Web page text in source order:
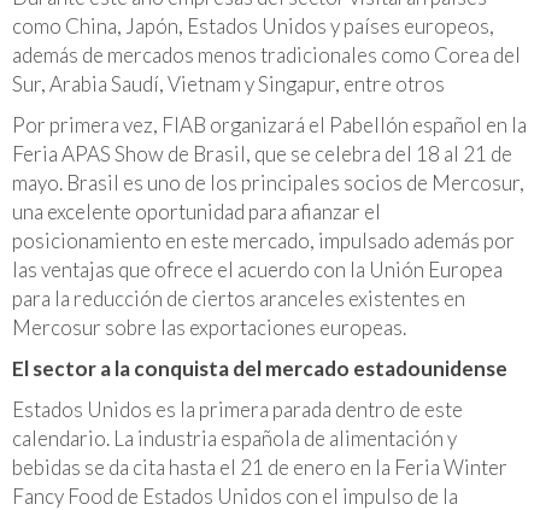
como China, Japón, Estados Unidos y países europeos,
además de mercados menos tradicionales como Corea del
Sur, Arabia Saudí, Vietnam y Singapur, entre otros
Por primera vez, FIAB organizará el Pabellón español en la
Feria APAS Show de Brasil, que se celebra del 18 al 21 de
mayo. Brasil es uno de los principales socios de Mercosur,
una excelente oportunidad para afianzar el
posicionamiento en este mercado, impulsado además por
las ventajas que ofrece el acuerdo con la Unión Europea
para la reducción de ciertos aranceles existentes en
Mercosur sobre las exportaciones europeas.
El sector a la conquista del mercado estadounidense
Estados Unidos es la primera parada dentro de este
calendario. La industria española de alimentación y
bebidas se da cita hasta el 21 de enero en la Feria Winter
Fancy Food de Estados Unidos con el impulso de la